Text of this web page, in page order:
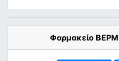
Φαρμακείο